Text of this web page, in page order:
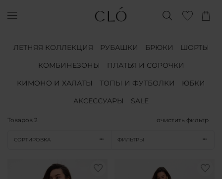
ЛЕТНЯЯ КОЛЛЕКЦИЯ РУБАШКИ БРЮКИ
ШОРТЫ
КОМБИНЕЗОНЫ
ПЛАТЬЯ И СОРОЧКИ
КИМОНО И ХАЛАТЫ
ТОПЫ И ФУТБОЛКИ
ЮБКИ
АКСЕССУАРЫ
SALE
Товаров 2 очистить фильтр
СОРТИРОВКА ФИЛЬТРЫ